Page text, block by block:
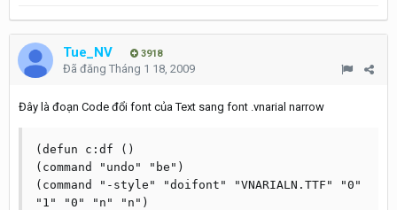
Tue_NV 3918
Đã đăng Tháng 1 18, 2009
Đây là đoạn Code đổi font của Text sang font .vnarial narrow
(defun c:df ()
(command "undo" "be")
(command "-style" "doifont" "VNARIALN.TTF" "0"
"1" "0" "n" "n")